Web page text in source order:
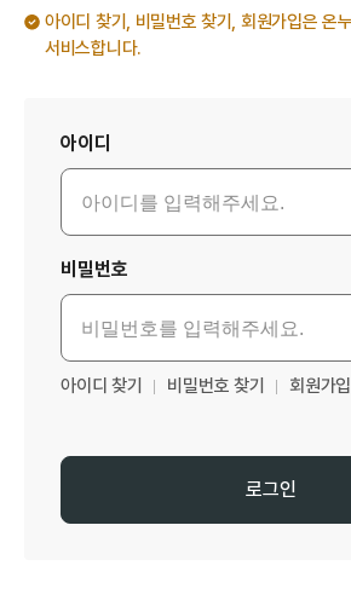
아이디 찾기, 비밀번호 찾기, 회원가입은 온
서비스합니다.
아이디
비밀번호
아이디 찾기 비밀번호 찾기 회원가입
로그인